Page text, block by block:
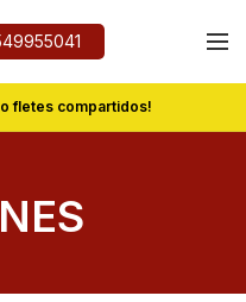
fletes compartidos!